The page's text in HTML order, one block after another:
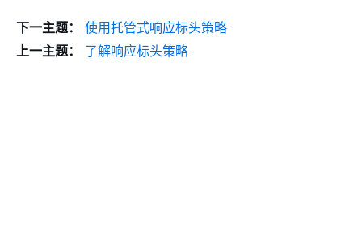
下一主题：
使用托管式响应标头策略
上一主题：
了解响应标头策略